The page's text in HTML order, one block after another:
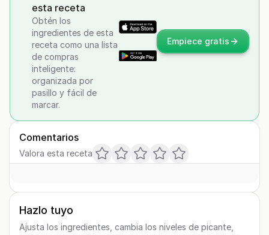
esta receta
Obtén los
ingredientes de esta
receta como una lista
de compras
inteligente:
organizada por
pasillo y fácil de
marcar.
Empiece gratis
Comentarios
Valora esta receta
Hazlo tuyo
Ajusta los ingredientes, cambia los niveles de picante,